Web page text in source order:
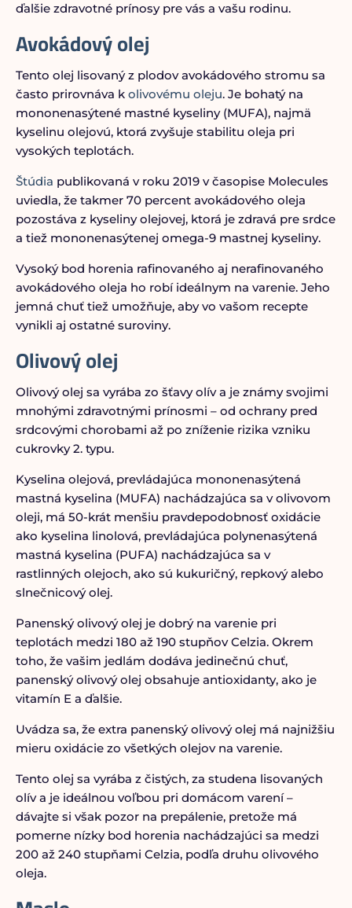
ďalšie zdravotné prínosy pre vás a vašu rodinu.
Avokádový olej
Tento olej lisovaný z plodov avokádového stromu sa
často prirovnáva k olivovému oleju. Je bohatý na
mononenasýtené mastné kyseliny (MUFA), najmä
kyselinu olejovú, ktorá zvyšuje stabilitu oleja pri
vysokých teplotách.
Štúdia publikovaná v roku 2019 v časopise Molecules
uviedla, že takmer 70 percent avokádového oleja
pozostáva z kyseliny olejovej, ktorá je zdravá pre srdce
a tiež mononenasýtenej omega-9 mastnej kyseliny.
Vysoký bod horenia rafinovaného aj nerafinovaného
avokádového oleja ho robí ideálnym na varenie. Jeho
jemná chuť tiež umožňuje, aby vo vašom recepte
vynikli aj ostatné suroviny.
Olivový olej
Olivový olej sa vyrába zo šťavy olív a je známy svojimi
mnohými zdravotnými prínosmi – od ochrany pred
srdcovými chorobami až po zníženie rizika vzniku
cukrovky 2. typu.
Kyselina olejová, prevládajúca mononenasýtená
mastná kyselina (MUFA) nachádzajúca sa v olivovom
oleji, má 50-krát menšiu pravdepodobnosť oxidácie
ako kyselina linolová, prevládajúca polynenasýtená
mastná kyselina (PUFA) nachádzajúca sa v
rastlinných olejoch, ako sú kukuričný, repkový alebo
slnečnicový olej.
Panenský olivový olej je dobrý na varenie pri
teplotách medzi 180 až 190 stupňov Celzia. Okrem
toho, že vašim jedlám dodáva jedinečnú chuť,
panenský olivový olej obsahuje antioxidanty, ako je
vitamín E a ďalšie.
Uvádza sa, že extra panenský olivový olej má najnižšiu
mieru oxidácie zo všetkých olejov na varenie.
Tento olej sa vyrába z čistých, za studena lisovaných
olív a je ideálnou voľbou pri domácom varení –
dávajte si však pozor na prepálenie, pretože má
pomerne nízky bod horenia nachádzajúci sa medzi
200 až 240 stupňami Celzia, podľa druhu olivového
oleja.